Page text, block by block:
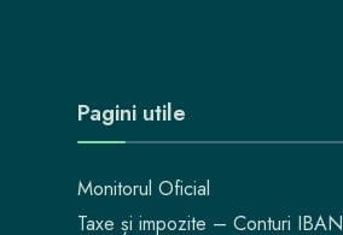
Pagini utile
Monitorul Oficial
Taxe și impozite – Conturi IBAN